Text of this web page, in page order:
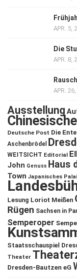
APR. 5,
Die
APR. 8,
APR.
Ausstellung
Deutsche Post Die
Aschenbrödel
WEITSICHT Editorial
John Genuss Haus
Town Japanisches
Lesung Loriot Meißen
Rügen Sachsen in
Semperoper
Staatsschauspiel
Theater
Dresden-Bautzen eG